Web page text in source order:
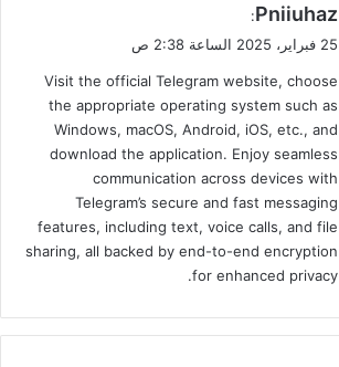
ي
ل
Pniiuhaz
:
25 فبراير، 2025 الساعة 2:38 ص
Visit the official Telegram website, choose
the appropriate operating system such as
Windows, macOS, Android, iOS, etc., and
download the application. Enjoy seamless
communication across devices with
Telegram’s secure and fast messaging
features, including text, voice calls, and file
sharing, all backed by end-to-end encryption
for enhanced privacy.